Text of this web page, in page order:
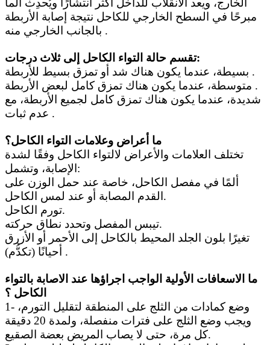
الخارج، ويعد الانقلاب للداخل أكثر انتشارًا ويُحدِث ألما
مبرحًا في السطح الخارجي للكاحل نتيجة إصابة الأربطة
بالجانب الخارجي منه .
تقسم حالة التواء الكاحل إلى ثلاث درجات:
بسيطة، عندما يكون هناك شد أو تمزق بسيط للأربطة .
متوسطة، عندما يكون هناك تمزق كامل لبعض الأربطة .
شديدة، عندما يكون هناك تمزق كامل لجميع الأربطة، مع
عدم ثبات .
ما أعراض وعلامات التواء الكاحل؟
تختلف العلامات والأعراض لالتواء الكاحل وفقًا لشدة
الإصابة، وتشمل:
ألمًا في مفصل الكاحل، خاصة عند حمل الوزن على
القدم المصابة أو عند لمس الكاحل.
تورم الكاحل.
تيبس المفصل وتحدد نطاق حركته.
تغيرًا بلون الجلد المحيط بالكاحل إلى الأحمر أو الأزرق
أحيانًا (تكدُّم) .
ما الاسعافات الأولية الواجب اجراؤها عند الاصابة بالتواء
الكاحل ؟
1- وضع كمادات من الثلج على المنطقة لتقليل التورم،
ويجب وضع الثلج على فترات منفصلة، ولمدة 20 دقيقة
كل مرة، حتى لا يصاب المريض بعضة الصقيع.